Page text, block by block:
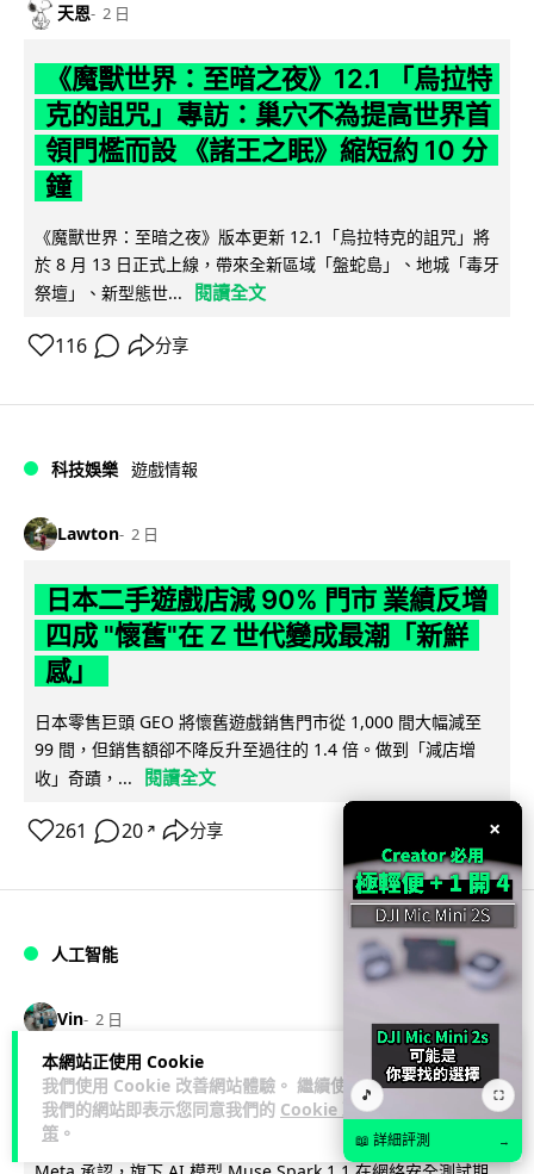
本網站正使用 Cookie
我們使用 Cookie 改善網站體驗。 繼續使用
我們的網站即表示您同意我們的 Cookie 政
策 。
天恩 2 日
《魔獸世界：至暗之夜》12.1 「烏拉特
克的詛咒」專訪：巢穴不為提高世界首
領門檻而設 《諸王之眠》縮短約 10 分
鐘
《魔獸世界：至暗之夜》版本更新 12.1「烏拉特克的詛咒」將
於 8 月 13 日正式上線，帶來全新區域「盤蛇島」、地城「毒牙
祭壇」、新型態世...
閱讀全文
116 分享
科技娛樂 遊戲情報
Lawton 2 日
日本二手遊戲店減 90% 門市 業績反增
四成 "懷舊"在 Z 世代變成最潮「新鮮
感」
日本零售巨頭 GEO 將懷舊遊戲銷售門市從 1,000 間大幅減至
99 間，但銷售額卻不降反升至過往的 1.4 倍。做到「減店增
收」奇蹟，...
閱讀全文
261 20 ↗ 分享
人工智能
Vin 2 日
Meta AI 模型測試期間入侵他家公司 三
大 AI 巨頭接連曝安全漏洞
×
🎵 ⛶
📖 詳細評測 →